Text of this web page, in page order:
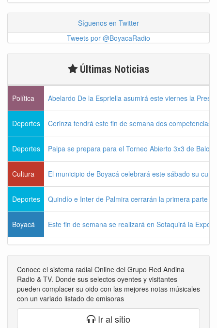
Síguenos en Twitter
Tweets por @BoyacaRadio
Últimas Noticias
Política Abelardo De la Espriella asumirá este viernes la
Deportes Cerinza tendrá este fin de semana dos competencias
Deportes Paipa se prepara para el Torneo Abierto 3x3 de
Cultura El municipio de Boyacá celebrará este sábado su
Deportes Quindío e Inter de Palmira cerrarán la primera parte
Boyacá Este fin de semana se realizará en Sotaquirá la
Conoce el sistema radial Online del Grupo Red Andina
Radio & TV. Donde sus selectos oyentes y visitantes
pueden complacer su oido con las mejores notas músicales
con un variado listado de emisoras
Ir al sitio